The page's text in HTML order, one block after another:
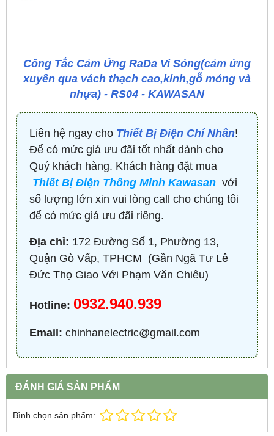
Công Tắc Cảm Ứng RaDa Vi Sóng(cảm ứng
xuyên qua vách thạch cao,kính,gỗ mỏng và
nhựa) - RS04 - KAWASAN
Liên hệ ngay cho Thiết Bị Điện Chí Nhân!
Để có mức giá ưu đãi tốt nhất dành cho
Quý khách hàng. Khách hàng đặt mua
Thiết Bị Điện Thông Minh Kawasan với
số lượng lớn xin vui lòng call cho chúng tôi
để có mức giá ưu đãi riêng.
Địa chỉ: 172 Đường Số 1, Phường 13,
Quận Gò Vấp, TPHCM ​ (Gần Ngã Tư Lê
Đức Thọ Giao Với Phạm Văn Chiêu)
Hotline: 0932.940.939
Email: chinhanelectric@gmail.com
ĐÁNH GIÁ SẢN PHẨM
Bình chọn sản phẩm: